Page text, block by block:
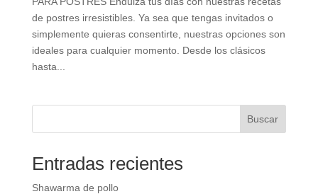
de postres irresistibles. Ya sea que tengas invitados o
simplemente quieras consentirte, nuestras opciones son
ideales para cualquier momento. Desde los clásicos
hasta...
Buscar
Entradas recientes
Shawarma de pollo